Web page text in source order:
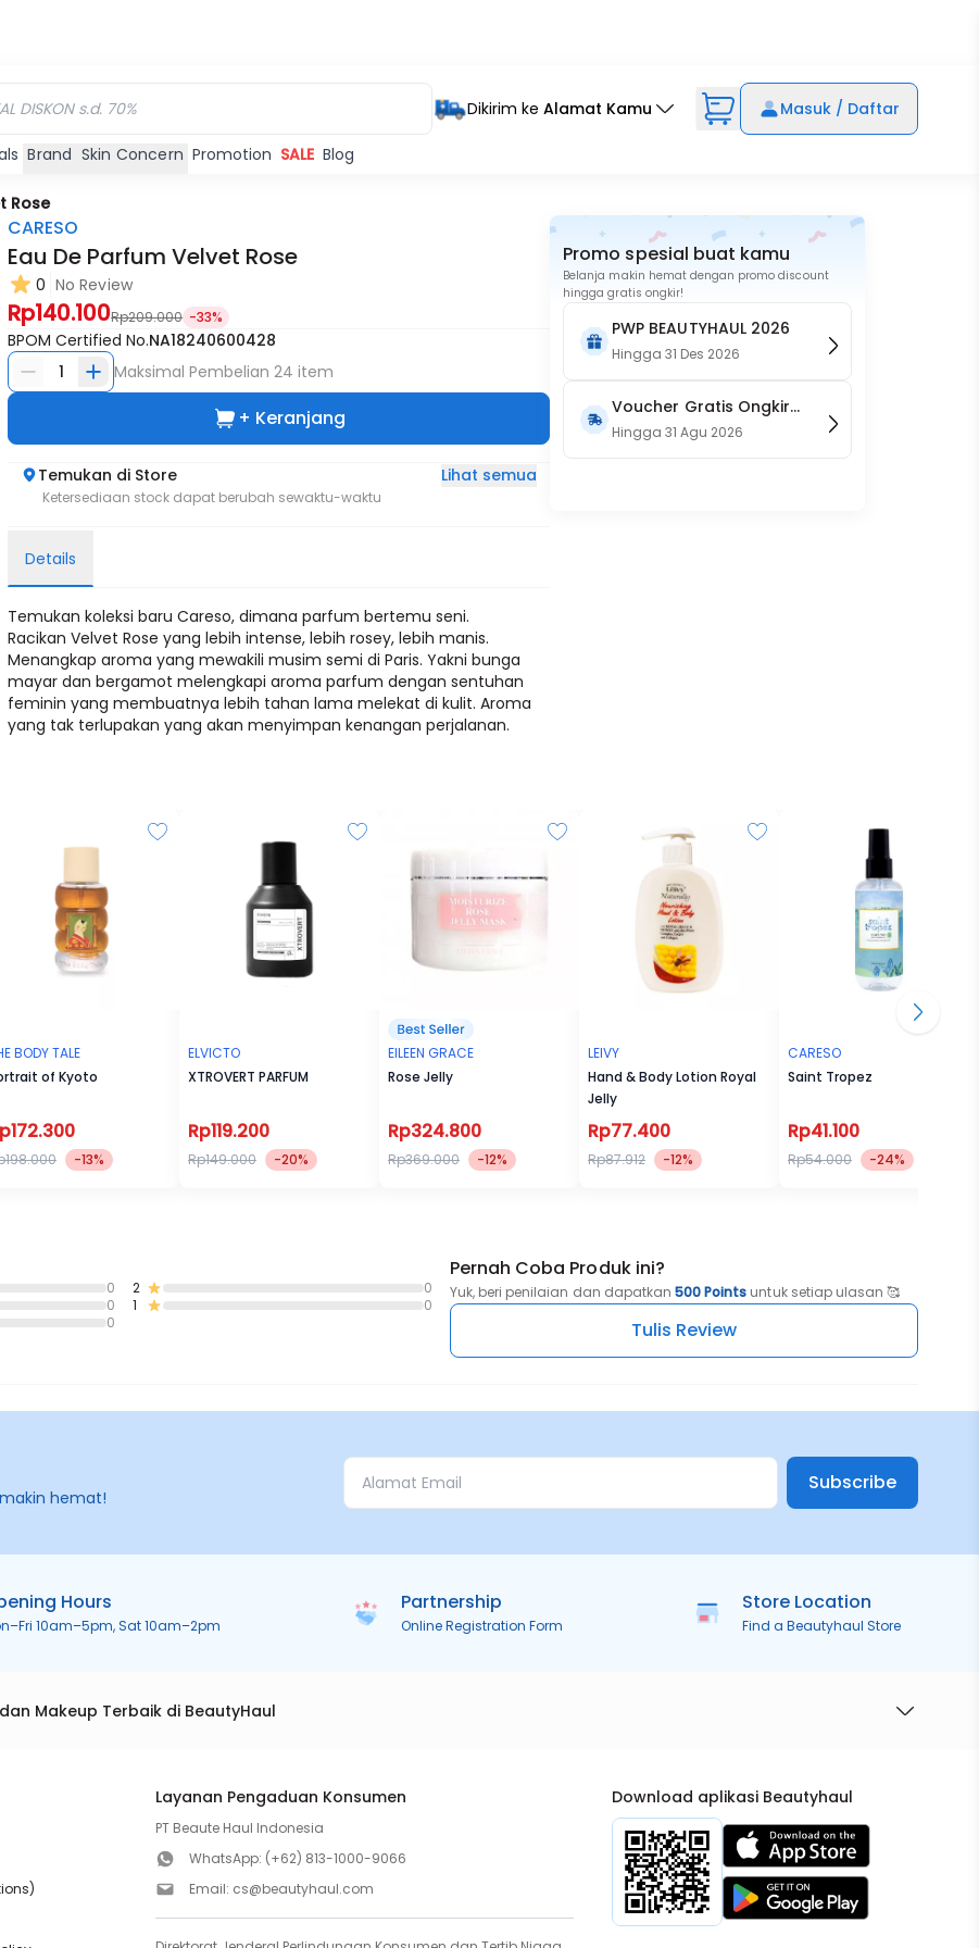
Dikirim ke Alamat Kamu Masuk / Daftar
Brand Skin Concern Promotion SALE Blog
Rose
CARESO
Eau De Parfum Velvet Rose
0 No Review
Rp140.100Rp209.000 -33%
BPOM Certified No.NA18240600428
1
Maksimal Pembelian24 item
+ Keranjang
Temukan di Store Lihat semua
Ketersediaan stock dapat berubah sewaktu-waktu
Details
Temukan koleksi baru Careso, dimana parfum bertemu seni.
Racikan Velvet Rose yang lebih intense, lebih rosey, lebih manis.
Menangkap aroma yang mewakili musim semi di Paris. Yakni bunga
mayar dan bergamot melengkapi aroma parfum dengan sentuhan
feminin yang membuatnya lebih tahan lama melekat di kulit. Aroma
yang tak terlupakan yang akan menyimpan kenangan perjalanan.
Promo spesial buat kamu
Belanja makin hemat dengan promo discount
hingga gratis ongkir!
PWP BEAUTYHAUL 2026
Hingga31 Des 2026
Voucher Gratis Ongkir
15RB (Only on Website)
Hingga31 Agu 2026
BODY TALE
of Kyoto
-13%
ELVICTO
XTROVERT PARFUM
Rp119.200
Rp149.000 -20%
EILEEN GRACE
Rose Jelly
Rp324.800
Rp369.000 -12%
LEIVY
Hand & Body Lotion Royal
Jelly
Rp77.400
Rp87.912 -12%
CARESO
Saint Tropez
Rp41.100
Rp54.000 -24%
0
0
0
2
0
1
0
Pernah Coba Produk ini?
Yuk, beri penilaian dan dapatkan 500 Points untuk setiap ulasan 🥰
Tulis Review
hemat!
Subscribe
Hours
10am–5pm, Sat 10am–2pm
Partnership
Online Registration Form
Store Location
Find a Beautyhaul Store
Makeup Terbaik di BeautyHaul
Layanan Pengaduan Konsumen
PT Beaute Haul Indonesia
WhatsApp: (+62) 813-1000-9066
Email: cs@beautyhaul.com
Download aplikasi Beautyhaul